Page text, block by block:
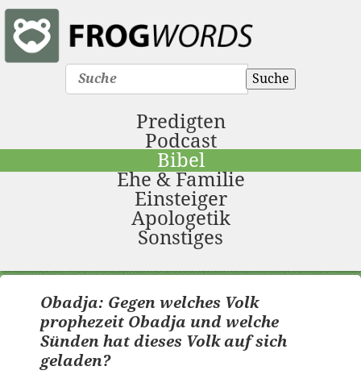
Suche
Predigten
Podcast
Bibel
Ehe & Familie
Einsteiger
Apologetik
Sonstiges
Obadja: Gegen welches Volk
prophezeit Obadja und welche
Sünden hat dieses Volk auf sich
geladen?